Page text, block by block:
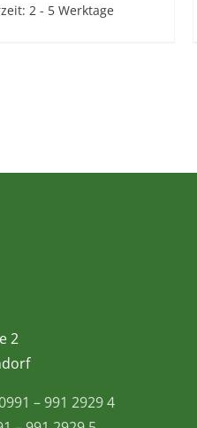
2 - 5 Werktage
2
– 991 2929 4